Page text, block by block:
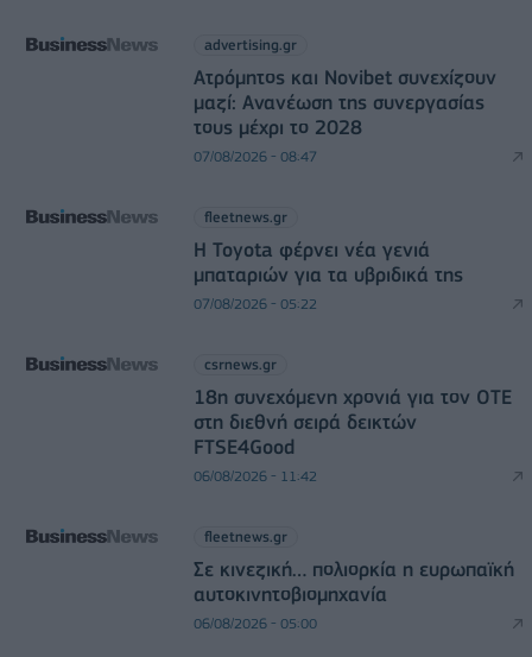
advertising.gr
Ατρόμητος και Novibet συνεχίζουν
μαζί: Ανανέωση της συνεργασίας
τους μέχρι το 2028
07/08/2026 - 08:47
fleetnews.gr
Η Toyota φέρνει νέα γενιά
μπαταριών για τα υβριδικά της
07/08/2026 - 05:22
csrnews.gr
18η συνεχόμενη χρονιά για τον ΟΤΕ
στη διεθνή σειρά δεικτών
FTSE4Good
06/08/2026 - 11:42
fleetnews.gr
Σε κινεζική… πολιορκία η ευρωπαϊκή
αυτοκινητοβιομηχανία
06/08/2026 - 05:00